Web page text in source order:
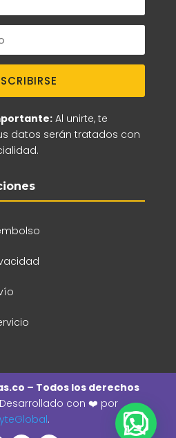
Al unirte, te
datos serán tratados con
– Todos los derechos
Desarrollado con ❤️ por
.